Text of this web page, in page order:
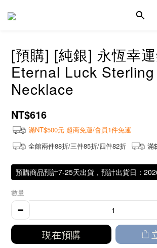
[預購] [純銀] 永恆幸
Eternal Luck Sterling
Necklace
NT$616
滿NT$500元 超商免運/會員1件免運
全館兩件88折/三件85折/四件82折
滿
預購商品預計7-25天出貨，預計出貨日：
數量
現在預購